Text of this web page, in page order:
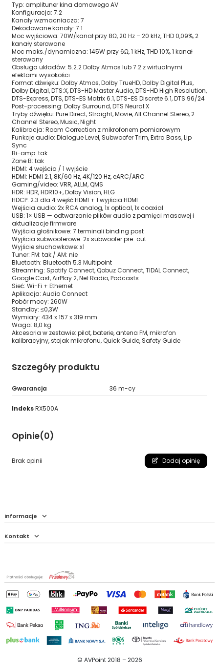
Typ: amplituner kina domowego AV
Konfiguracja: 7.2
Kanały wzmacniacza: 7
Dekodowane kanały: 7.1
Moc wyjściowa: 70W/kanał przy 8Ω, 20 Hz – 20 kHz, THD 0,09%, 2
kanały sterowane
Moc maks./dynamiczna: 145W przy 6Ω, 1 kHz, THD 10%, 1 kanał
sterowany
Obsługa układów: 5.2.2 Dolby Atmos lub 7.2 z wirtualnymi
efektami wysokości
Format dźwięku: Dolby Atmos, Dolby TrueHD, Dolby Digital Plus,
Dolby Digital, DTS:X, DTS-HD Master Audio, DTS-HD High Resolution,
DTS-Express, DTS, DTS-ES Matrix 6.1, DTS-ES Discrete 6.1, DTS 96/24
Post-processing: Dolby Surround, DTS Neural:X
Tryby dźwięku: Pure Direct, Straight, Movie, All Channel Stereo, 2
Channel Stereo, Music, Night
Kalibracja: Room Correction z mikrofonem pomiarowym
Funkcje audio: Dialogue Level, Subwoofer Trim, Extra Bass, Lip
Sync
Bi-amp: tak
Zone B: tak
HDMI: 4 wejścia / 1 wyjście
HDMI: HDMI 2.1, 8K/60 Hz, 4K/120 Hz, eARC/ARC
Gaming/video: VRR, ALLM, QMS
HDR: HDR, HDR10+, Dolby Vision, HLG
HDCP: 2.3 dla 4 wejść HDMI + 1 wyjścia HDMI
Wejścia audio: 2x RCA analog, 1x optical, 1x coaxial
USB: 1× USB — odtwarzanie plików audio z pamięci masowej i
aktualizacje firmware
Wyjścia głośnikowe: 7 terminali binding post
Wyjścia subwooferowe: 2x subwoofer pre-out
Wyjście słuchawkowe: x1
Tuner: FM: tak / AM: nie
Bluetooth: Bluetooth 5.3 Multipoint
Streaming: Spotify Connect, Qobuz Connect, TIDAL Connect,
Google Cast, AirPlay 2, Net Radio, Podcasts
Sieć: Wi-Fi + Ethernet
Aplikacja: Audio Connect
Pobór mocy: 260W
Standby: ≤0,3W
Wymiary: 434 x 157 x 319 mm
Waga: 8,0 kg
Akcesoria w zestawie: pilot, baterie, antena FM, mikrofon
kalibracyjny, stojak mikrofonu, Quick Guide, Safety Guide
Szczegóły produktu
Gwarancja 36 m-cy
IndeksRX500A
Opinie(0)
Brak opinii Dodaj opinię
Informacje
Kontakt
© AVPoint 2018 –2026